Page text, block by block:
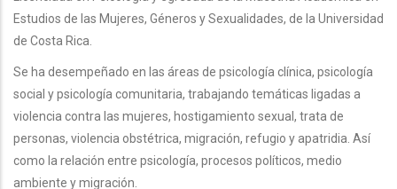
Estudios de las Mujeres, Géneros y Sexualidades, de la Universidad
de Costa Rica.
Se ha desempeñado en las áreas de psicología clínica, psicología
social y psicología comunitaria, trabajando temáticas ligadas a
violencia contra las mujeres, hostigamiento sexual, trata de
personas, violencia obstétrica, migración, refugio y apatridia. Así
como la relación entre psicología, procesos políticos, medio
ambiente y migración.